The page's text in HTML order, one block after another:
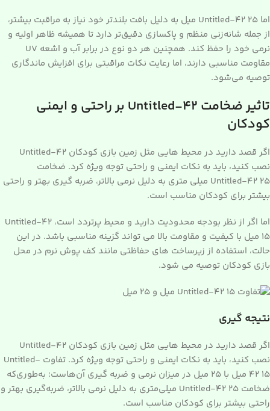
اما Untitled-42 25 میل به دلیل بافت بلندتر خود نیاز به مراقبت بیشتر،
از جمله شانه‌زنی منظم و پاکسازی دقیق‌تر دارد تا همیشه ظاهر اولیه و
نرمی خود را حفظ کند. همچنین هر دو نوع در برابر آب و اشعه UV
مقاومت مناسبی دارند، اما رعایت نکات مراقبتی برای افزایش ماندگاری
توصیه می‌شود.
تاثیر ضخامت Untitled-42 بر راحتی و ایمنی
کودکان
اگر قصد دارید در محیط هایی مثل زمین بازی کودکان Untitled-42
نصب کنید، باید به نکات ایمنی و راحتی توجه ویژه کرد. ضخامت
Untitled-42 25 میلی متری به دلیل نرمی بالاتر، ضربه گیری بهتر و راحتی
بیشتر برای کودکان مناسب است.
اما اگر از نظر بودجه محدودیت دارید و محیط پرتردد است، Untitled-42
15 میل با کیفیت و مقاومت بالا می تواند گزینه مناسبی باشد. در این
حالت، استفاده از زیرساخت های حفاظتی مانند کف پوش نرم در محل
بازی کودکان توصیه می شود.
نتیجه گیری
اگر قصد دارید در محیط هایی مثل زمین بازی کودکان Untitled-42
نصب کنید، باید به نکات ایمنی و راحتی توجه ویژه کرد. تفاوت Untitled-
42 15 میل با 25 میل در میزان نرمی و ضربه گیری آن‌هاست؛ به‌طوری‌که
ضخامت Untitled-42 25 میلی‌متری به دلیل نرمی بالاتر، ضربه‌گیری بهتر و
راحتی بیشتر برای کودکان مناسب است.